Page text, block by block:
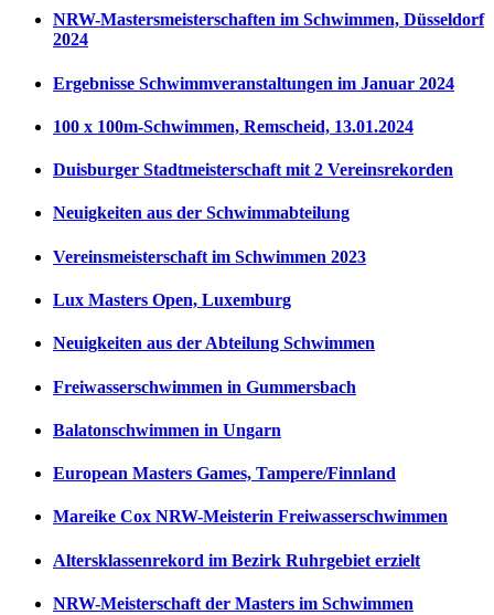
NRW-Mastersmeisterschaften im Schwimmen, Düsseldorf
2024
Ergebnisse Schwimmveranstaltungen im Januar 2024
100 x 100m-Schwimmen, Remscheid, 13.01.2024
Duisburger Stadtmeisterschaft mit 2 Vereinsrekorden
Neuigkeiten aus der Schwimmabteilung
Vereinsmeisterschaft im Schwimmen 2023
Lux Masters Open, Luxemburg
Neuigkeiten aus der Abteilung Schwimmen
Freiwasserschwimmen in Gummersbach
Balatonschwimmen in Ungarn
European Masters Games, Tampere/Finnland
Mareike Cox NRW-Meisterin Freiwasserschwimmen
Altersklassenrekord im Bezirk Ruhrgebiet erzielt
NRW-Meisterschaft der Masters im Schwimmen